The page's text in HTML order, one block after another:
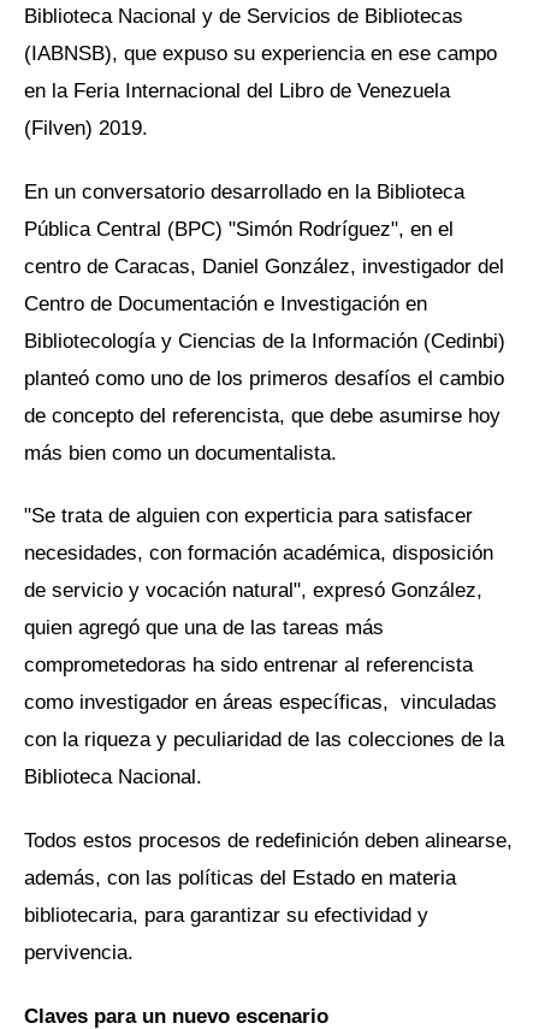
Biblioteca Nacional y de Servicios de Bibliotecas
(IABNSB), que expuso su experiencia en ese campo
en la Feria Internacional del Libro de Venezuela
(Filven) 2019.
En un conversatorio desarrollado en la Biblioteca
Pública Central (BPC) "Simón Rodríguez", en el
centro de Caracas, Daniel González, investigador del
Centro de Documentación e Investigación en
Bibliotecología y Ciencias de la Información (Cedinbi)
planteó como uno de los primeros desafíos el cambio
de concepto del referencista, que debe asumirse hoy
más bien como un documentalista.
"Se trata de alguien con experticia para satisfacer
necesidades, con formación académica, disposición
de servicio y vocación natural", expresó González,
quien agregó que una de las tareas más
comprometedoras ha sido entrenar al referencista
como investigador en áreas específicas, vinculadas
con la riqueza y peculiaridad de las colecciones de la
Biblioteca Nacional.
Todos estos procesos de redefinición deben alinearse,
además, con las políticas del Estado en materia
bibliotecaria, para garantizar su efectividad y
pervivencia.
Claves para un nuevo escenario